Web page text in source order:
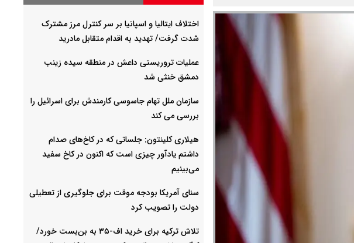
اختلاف ایتالیا و اسپانیا بر سر کنترل‌ مرز مشترک
شدت گرفت/ تهدید به اقدام متقابل مادرید
عملیات تروریستی داعش در منطقه سیده زینب
دمشق خنثی شد
سازمان ملل تهام جاسوسی کارمندش برای اسرائیل را
بررسی می کند
هیلاری کلینتون: جلساتی که در کاخ‌های صدام
داشتم یادآور چیزی است که اکنون در کاخ سفید
می‌بینیم
سنای آمریکا بودجه موقت برای جلوگیری از تعطیلی
دولت را تصویب کرد
تلاش ترکیه برای خرید اف-۳۵ به بن‌بست خورد/